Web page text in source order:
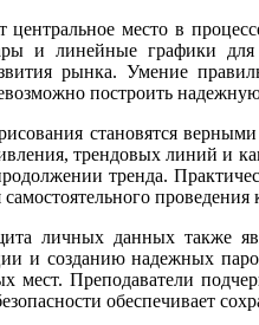
центральное место в
и линейные графики
рынка. Умение
построить
становятся
трендовых линий и
тренда.
личных данных также
и созданию надежных
мест. Преподаватели
обеспечивает